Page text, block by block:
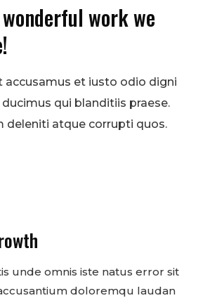
work we
accusamus et iusto odio digni
qui blanditiis praese.
deleniti atque corrupti quos.
unde omnis iste natus error sit
doloremqu laudan